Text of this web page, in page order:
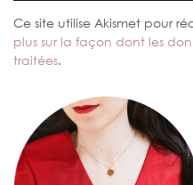
Ce site utilise Akismet pour
plus sur la façon dont les
traitées.